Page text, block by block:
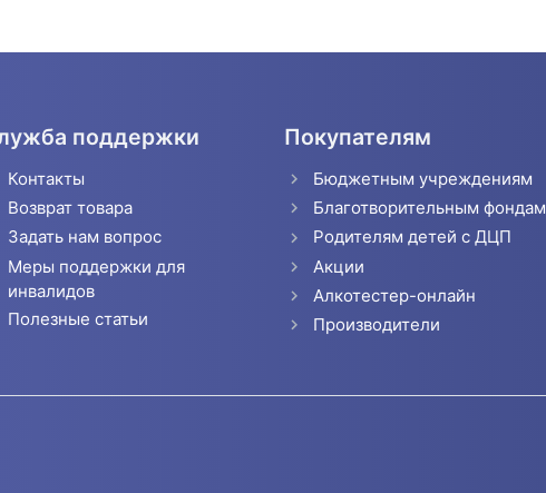
поддержки
Контакты
Возврат товара
Задать нам вопрос
Меры поддержки для
инвалидов
Полезные статьи
Покупателям
Бюджетным учреждениям
Благотворительным фондам
Родителям детей с ДЦП
Акции
Алкотестер-онлайн
Производители